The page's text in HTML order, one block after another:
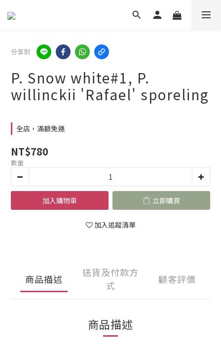
分享到
P. Snow white#1, P.
willinckii 'Rafael' sporeling
全店，滿額免運
NT$780
數量
加入購物車 立即購買
加入追蹤清單
商品描述
送貨及付款方
式
顧客評價
商品描述